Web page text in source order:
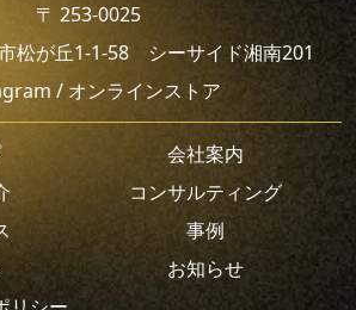
〒 253-0025
松が丘1-1-58 シーサイド湘南201
/ オンラインストア
会社案内
コンサルティング
事例
お知らせ